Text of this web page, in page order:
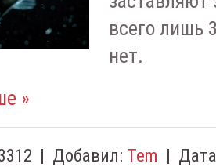
всего лишь
нет.
»
| Добавил: Tem |